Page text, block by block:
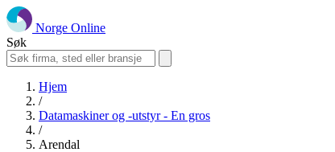
Norge Online
Søk
Hjem
/
Datamaskiner og -utstyr - En gros
/
Arendal